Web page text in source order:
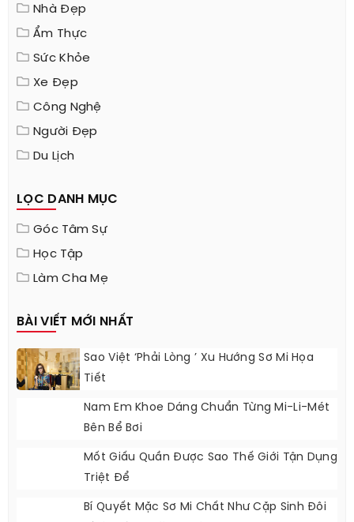
Nhà Đẹp
Ẩm Thực
Sức Khỏe
Xe Đẹp
Công Nghệ
Người Đẹp
Du Lịch
LỌC DANH MỤC
Góc Tâm Sự
Học Tập
Làm Cha Mẹ
BÀI VIẾT MỚI NHẤT
Sao Việt ‘phải Lòng ’ Xu Hướng Sơ Mi Họa
Tiết
Nam Em Khoe Dáng Chuẩn Từng Mi-Li-Mét
Bên Bể Bơi
Mốt Giấu Quần Được Sao Thế Giới Tận Dụng
Triệt Để
Bí Quyết Mặc Sơ Mi Chất Như Cặp Sinh Đôi